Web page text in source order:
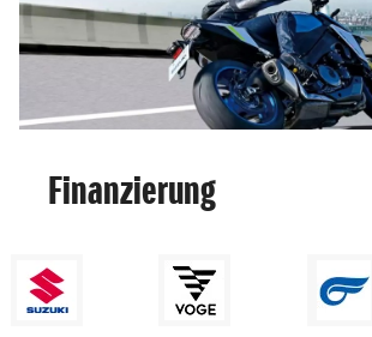
Finanzierung